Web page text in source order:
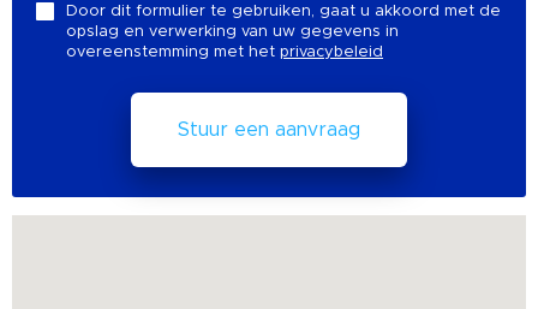
Door dit formulier te gebruiken, gaat u akkoord met de
opslag en verwerking van uw gegevens in
overeenstemming met het privacybeleid